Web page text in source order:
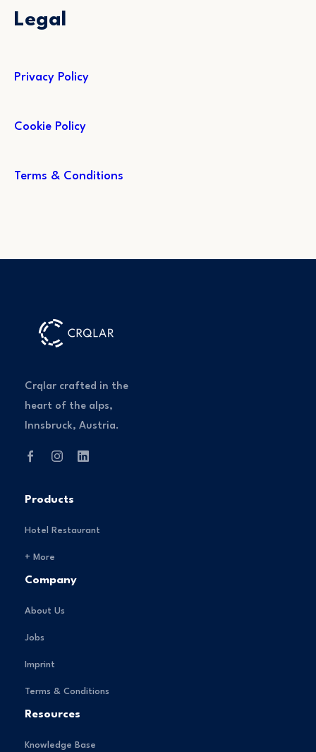
Legal
Privacy Policy
Cookie Policy
Terms & Conditions
Crqlar crafted in the
heart of the alps,
Innsbruck, Austria.
Products
Hotel Restaurant
+ More
Company
About Us
Jobs
Imprint
Terms & Conditions
Resources
Knowledge Base